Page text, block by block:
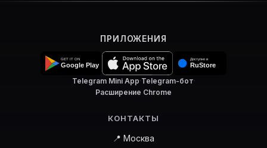
ПРИЛОЖЕНИЯ
Telegram Mini App·Telegram-бот·
Расширение Chrome
КОНТАКТЫ
📍 Москва